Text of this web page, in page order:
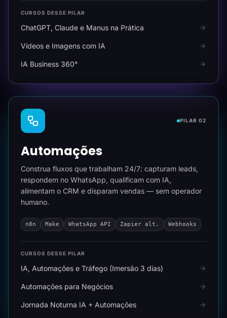
CURSOS DESSE PILAR
ChatGPT, Claude e Manus na Prática
Vídeos e Imagens com IA
IA Business 360°
PILAR 02
Automações
Construa fluxos que trabalham 24/7: capturam leads,
respondem no WhatsApp, qualificam com IA,
alimentam o CRM e disparam vendas — sem operador
humano.
n8n Make WhatsApp API Zapier alt. Webhooks
CURSOS DESSE PILAR
IA, Automações e Tráfego (Imersão 3 dias)
Automações para Negócios
Jornada Noturna IA + Automações